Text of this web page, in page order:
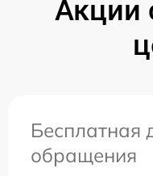
Акции
Бесплатная
обращения